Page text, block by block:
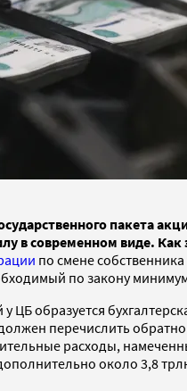
пакета
в современном виде. Как
по смене
по закону минимум
ЦБ образуется
перечислить
расходы,
около 3,8